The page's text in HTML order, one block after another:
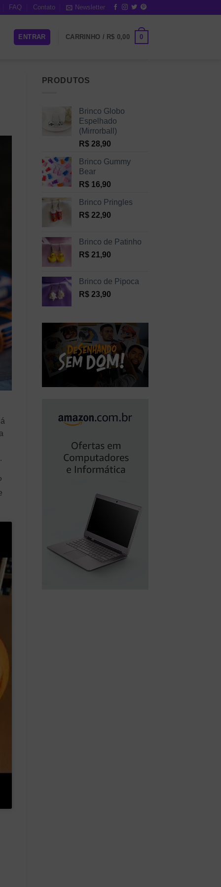
FAQ Contato Newsletter
ENTRAR CARRINHO / R$ 0,00 0
PRODUTOS
Brinco Globo
Espelhado
(Mirrorball)
R$28,90
Brinco Gummy
Bear
R$16,90
Brinco Pringles
R$22,90
Brinco de Patinho
R$21,90
Brinco de Pipoca
R$23,90